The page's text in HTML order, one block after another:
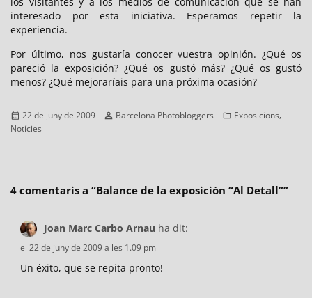
interesado por esta iniciativa. Esperamos repetir la
experiencia.
Por último, nos gustaría conocer vuestra opinión. ¿Qué os
pareció la exposición? ¿Qué os gustó más? ¿Qué os gustó
menos? ¿Qué mejoraríais para una próxima ocasión?
Publicat
el
22 de juny de 2009 Autor
Barcelona Photobloggers Categories
Exposicions,
Notícies
4 comentaris a “Balance de la exposición “Al Detall””
Joan Marc Carbo Arnau ha dit:
el 22 de juny de 2009 a les 1.09 pm
Un éxito, que se repita pronto!